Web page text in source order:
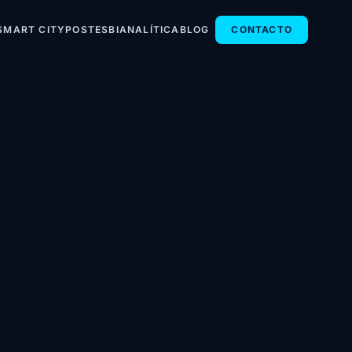
CITYPOSTESBIANALÍTICABLOG CONTACTO